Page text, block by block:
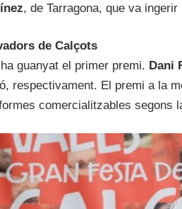
, de Tarragona, que va
de Calçots
guanyat el primer premi. Dani
respectivament. El premi a la
comercialitzables segons